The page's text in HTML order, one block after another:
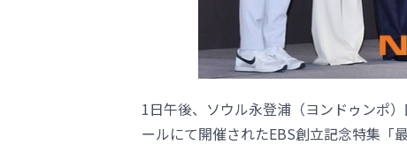
1日午後、ソウル永登浦（ヨンドゥンポ
ールにて開催されたEBS創立記念特集「